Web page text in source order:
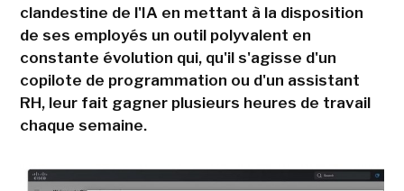
clandestine de l'IA en mettant à la disposition
de ses employés un outil polyvalent en
constante évolution qui, qu'il s'agisse d'un
copilote de programmation ou d'un assistant
RH, leur fait gagner plusieurs heures de travail
chaque semaine.